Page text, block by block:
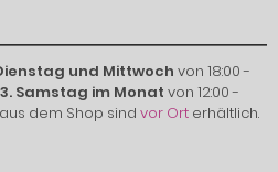
und Mittwoch von 18:00 -
3. Samstag im Monat von 12:00 -
dem Shop sind vor Ort erhältlich.